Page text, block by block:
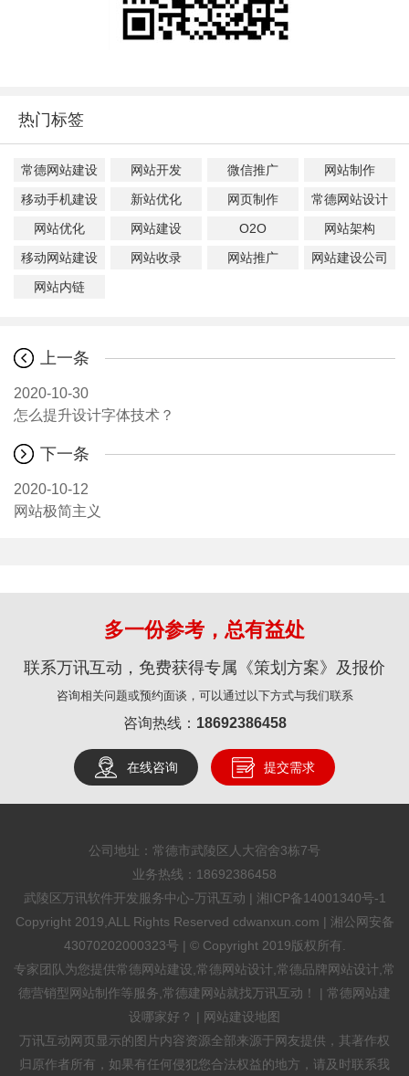
热门标签
常德网站建设 网站开发 微信推广
网站制作
移动手机建设
新站优化 网页制作
常德网站设计
网站优化
网站建设 O2O
网站架构
移动网站建设
网站收录 网站推广
网站建设公司
网站内链
上一条
2020-10-30
怎么提升设计字体技术？
下一条
2020-10-12
网站极简主义
多一份参考，总有益处
联系万讯互动，免费获得专属《策划方案》及报价
咨询相关问题或预约面谈，可以通过以下方式与我们联系
咨询热线： 18692386458
在线咨询 提交需求
公司地址：常德市武陵区人大宿舍3栋7号
业务热线： 18692386458
武陵区万讯软件开发服务中心-万讯互动 | 湘ICP备14001340号-1
Copyright 2019,ALL Rights Reserved cdwanxun.com | 湘公网安备
43070202000323号 | © Copyright 2019版权所有.
专家团队为您提供常德网站建设 常德网站设计 ,常德品牌网站设计,常
德营销型网站制作等服务,常德建网站就找万讯互动！ | 常德网站建
设哪家好？ | 网站建设地图
万讯互动网页显示的图片内容资源全部来源于网友提供，其著作权
归原作者所有，如果有任何侵犯您合法权益的地方，请及时联系我